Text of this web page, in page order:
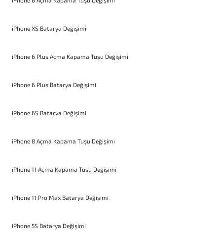
iPhone XS Batarya Değişimi
iPhone 6 Plus Açma Kapama Tuşu Değişimi
iPhone 6 Plus Batarya Değişimi
iPhone 6S Batarya Değişimi
iPhone 8 Açma Kapama Tuşu Değişimi
iPhone 11 Açma Kapama Tuşu Değişimi
iPhone 11 Pro Max Batarya Değişimi
iPhone 5S Batarya Değişimi